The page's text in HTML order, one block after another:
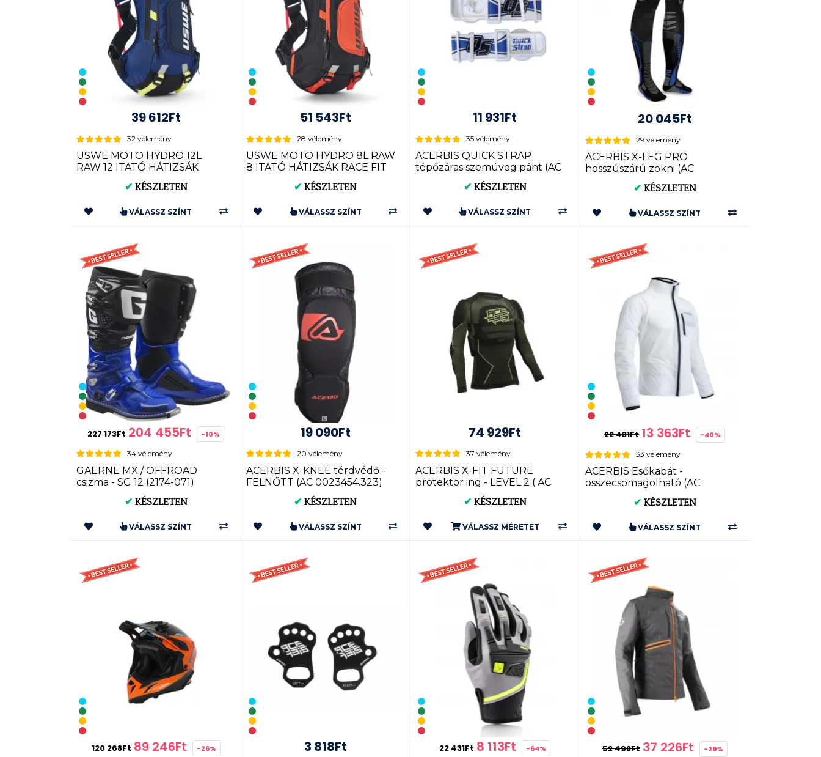
39 612Ft
32 vélemény
USWE MOTO HYDRO 12L
RAW 12 ITATÓ HÁTIZSÁK
RACE FIT C-212343
✔ KÉSZLETEN
VÁLASSZ SZÍNT
51 543Ft
28 vélemény
USWE MOTO HYDRO 8L RAW
8 ITATÓ HÁTIZSÁK RACE FIT
✔KÉSZLETEN
VÁLASSZ SZÍNT
11 931Ft
35 vélemény
ACERBIS QUICK STRAP
tépőzáras szemüveg pánt (AC
✔ KÉSZLETEN
VÁLASSZ SZÍNT
20 045Ft
29 vélemény
ACERBIS X-LEG PRO
hosszúszárú zokni (AC
✔ KÉSZLETEN
VÁLASSZ SZÍNT
227 173Ft 204 455Ft -10%
34 vélemény
GAERNE MX / OFFROAD
csizma - SG 12 (2174-071)
✔ KÉSZLETEN
VÁLASSZ SZÍNT
19 090Ft
20 vélemény
ACERBIS X-KNEE térdvédő -
FELNŐTT (AC 0023454.323)
✔KÉSZLETEN
VÁLASSZ SZÍNT
74 929Ft
37 vélemény
ACERBIS X-FIT FUTURE
protektor ing - LEVEL 2 ( AC
✔ KÉSZLETEN
VÁLASSZ MÉRETET
22 431Ft 13 363Ft -40%
33 vélemény
ACERBIS Esőkabát -
összecsomagolható (AC
✔ KÉSZLETEN
VÁLASSZ SZÍNT
120 268Ft 89 246Ft -26% 3 818Ft 22 431Ft 8 113Ft -64% 52 498Ft 37 226Ft -29%